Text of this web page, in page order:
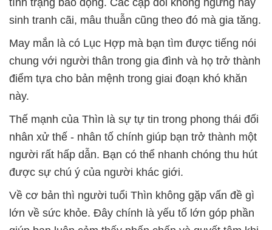
sinh tranh cãi, mâu thuẫn cũng theo đó mà gia tăng.
May mắn là có Lục Hợp mà bạn tìm được tiếng nói
chung với người thân trong gia đình và họ trở thành
điểm tựa cho bản mệnh trong giai đoạn khó khăn
này.
Thế mạnh của Thìn là sự tự tin trong phong thái đối
nhân xử thế - nhân tố chính giúp bạn trở thành một
người rất hấp dẫn. Bạn có thể nhanh chóng thu hút
được sự chú ý của người khác giới.
Về cơ bản thì người tuổi Thìn không gặp vấn đề gì
lớn về sức khỏe. Đây chính là yếu tố lớn góp phần